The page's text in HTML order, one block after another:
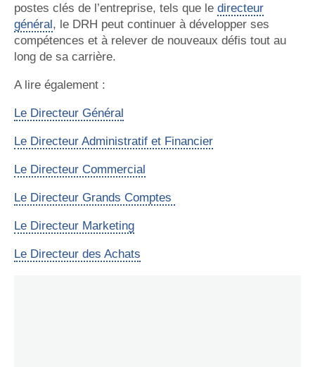
postes clés de l’entreprise, tels que le directeur
général, le DRH peut continuer à développer ses
compétences et à relever de nouveaux défis tout au
long de sa carrière.
A lire également :
Le Directeur Général
Le Directeur Administratif et Financier
Le Directeur Commercial
Le Directeur Grands Comptes
Le Directeur Marketing
Le Directeur des Achats